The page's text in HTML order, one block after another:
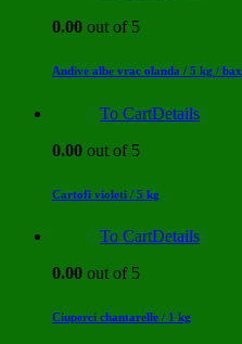
0.00 out of 5
Andive albe vrac olanda / 5 kg / bax
To CartDetails
0.00 out of 5
Cartofi violeti / 5 kg
To CartDetails
0.00 out of 5
Ciuperci chantarelle / 1 kg